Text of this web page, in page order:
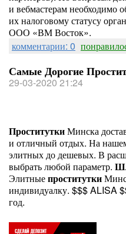
и вебмастерам необходимо
их налоговому статусу
ООО «ВМ Восток».
комментарии: 0
Самые Дорогие
29-03-2020 21:24
ПроституткиМинска
и отличный отдых. На
элитных до дешевых. В
выбрать любой параметр.
Элитныепроститутки
индивидуалку. $$$ ALISA
год.